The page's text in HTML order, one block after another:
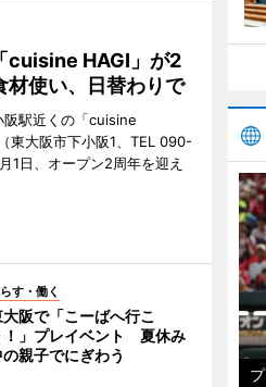
cuisine HAGI」が2
使い、日替わりで
阪駅近くの「cuisine
東大阪市下小阪1、TEL 090-
1日、オープン2周年を迎え
す・働く
大阪で「こーばへ行こ
！」プレイベント 夏休み
の親子でにぎわう